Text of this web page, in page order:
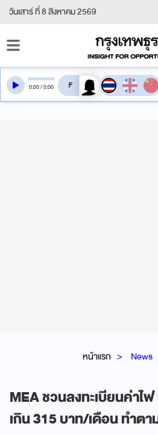
วันเสาร์ ที่ 8 สิงหาคม 2569
หน้าแรก News
MEA ชวนลงทะเบียนค่าไ
เกิน 315 บาท/เดือน ทำตา
0:00/0:00 สลับเสียงอ่าน